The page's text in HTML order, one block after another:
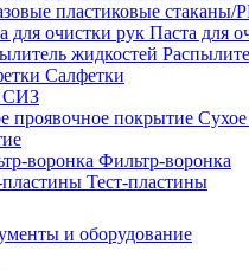
пластиковые стаканы/
Паста для
Салфетки
СИЗ
Фильтр-воронка
Тест-пластины
и оборудование